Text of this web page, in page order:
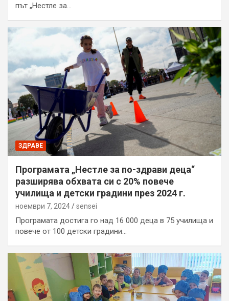
път „Нестле за…
ЗДРАВЕ
Програмата „Нестле за по-здрави деца“
разширява обхвата си с 20% повече
училища и детски градини през 2024 г.
ноември 7, 2024 sensei
Програмата достига го над 16 000 деца в 75 училища и
повече от 100 детски градини…